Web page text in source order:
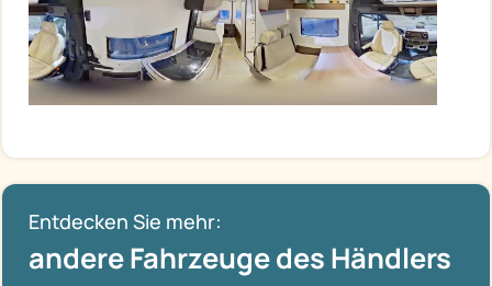
Entdecken Sie mehr:
andere Fahrzeuge des Händlers